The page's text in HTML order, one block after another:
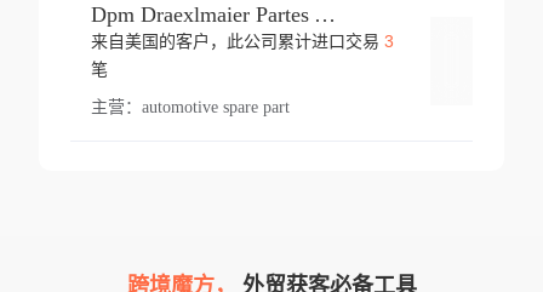
Dpm Draexlmaier Partes Automotrices Corr Ind Huejotzingo
来自美国的客户，此公司累计进口交易 3
笔
主营： automotive spare part
跨境魔方， 外贸获客必备工具